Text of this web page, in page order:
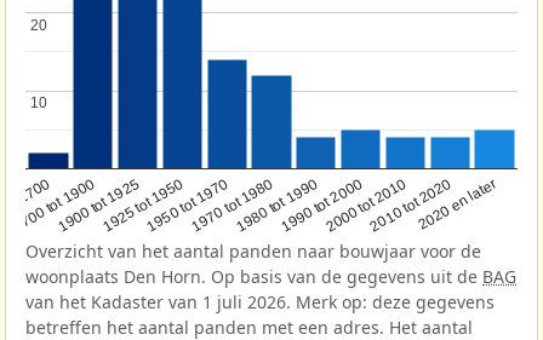
1700
1700 tot 1900
1900 tot 19251925 tot 19501950 tot 19701970 tot 19801980 tot 19901990 tot 20002000 tot 20102010 tot 20202020 en later
10
10
20
20
Overzicht van het aantal panden naar bouwjaar voor de
woonplaats Den Horn. Op basis van de gegevens uit de BAG
van het Kadaster van 1 juli 2026. Merk op: deze gegevens
betreffen het aantal panden met een adres. Het aantal